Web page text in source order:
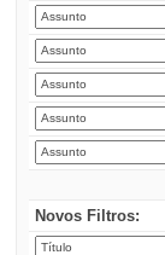
Novos Filtros: